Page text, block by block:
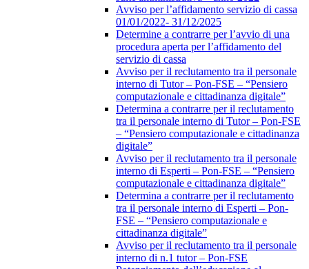
Avviso per l’affidamento servizio di cassa
01/01/2022- 31/12/2025
Determine a contrarre per l’avvio di una
procedura aperta per l’affidamento del
servizio di cassa
Avviso per il reclutamento tra il personale
interno di Tutor – Pon-FSE – “Pensiero
computazionale e cittadinanza digitale”
Determina a contrarre per il reclutamento
tra il personale interno di Tutor – Pon-FSE
– “Pensiero computazionale e cittadinanza
digitale”
Avviso per il reclutamento tra il personale
interno di Esperti – Pon-FSE – “Pensiero
computazionale e cittadinanza digitale”
Determina a contrarre per il reclutamento
tra il personale interno di Esperti – Pon-
FSE – “Pensiero computazionale e
cittadinanza digitale”
Avviso per il reclutamento tra il personale
interno di n.1 tutor – Pon-FSE